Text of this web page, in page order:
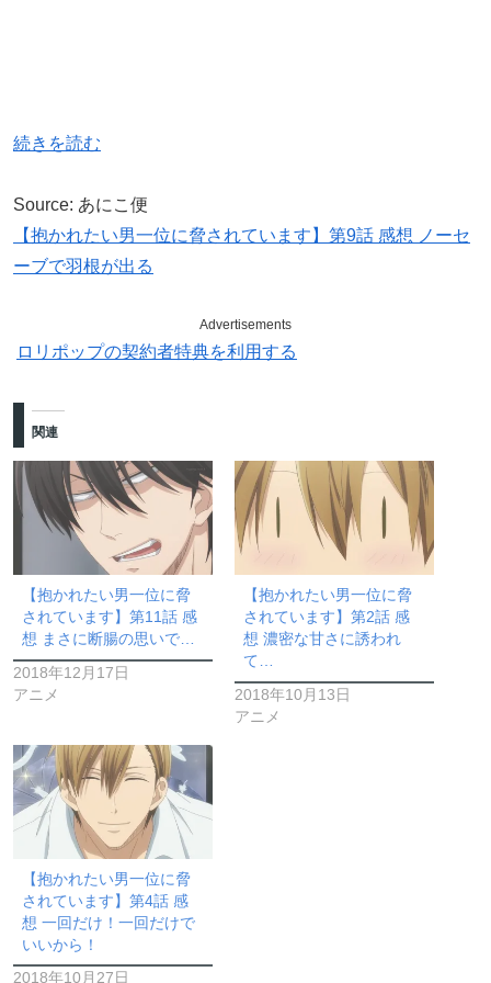
続きを読む
Source: あにこ便
【抱かれたい男一位に脅されています】第9話 感想 ノーセ
ーブで羽根が出る
Advertisements
ロリポップの契約者特典を利用する
関連
【抱かれたい男一位に脅
されています】第11話 感
想 まさに断腸の思いで…
2018年12月17日
アニメ
【抱かれたい男一位に脅
されています】第2話 感
想 濃密な甘さに誘われ
て…
2018年10月13日
アニメ
【抱かれたい男一位に脅
されています】第4話 感
想 一回だけ！一回だけで
いいから！
2018年10月27日